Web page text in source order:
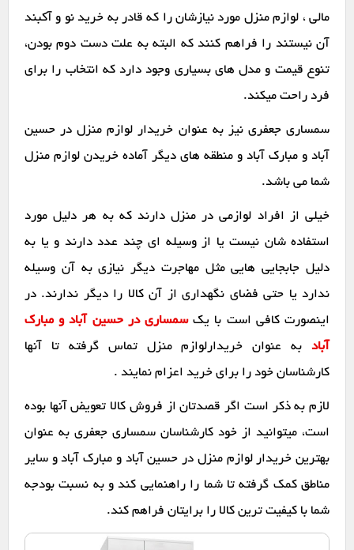
مالی ، لوازم منزل مورد نیازشان را که قادر به خرید نو و آکبند
آن نیستند را فراهم کنند که البته به علت دست دوم بودن،
تنوع قیمت و مدل های بسیاری وجود دارد که انتخاب را برای
فرد راحت میکند.
سمساری جعفری نیز به عنوان خریدار لوازم منزل در حسین
آباد و مبارک آباد و منطقه های دیگر آماده خریدن لوازم منزل
شما می باشد.
خیلی از افراد لوازمی در منزل دارند که به هر دلیل مورد
استفاده شان نیست یا از وسیله ای چند عدد دارند و یا به
دلیل جابجایی هایی مثل مهاجرت دیگر نیازی به آن وسیله
ندارد یا حتی فضای نگهداری از آن کالا را دیگر ندارند. در
اینصورت کافی است با یکسمساری در حسین آباد و مبارک
آباد به عنوان خریدارلوازم منزل تماس گرفته تا آنها
کارشناسان خود را برای خرید اعزام نمایند .
لازم به ذکر است اگر قصدتان از فروش کالا تعویض آنها بوده
است، میتوانید از خود کارشناسان سمساری جعفری به عنوان
بهترین خریدار لوازم منزل در حسین آباد و مبارک آباد و سایر
مناطق کمک گرفته تا شما را راهنمایی کند و به نسبت بودجه
شما با کیفیت ترین کالا را برایتان فراهم کند.